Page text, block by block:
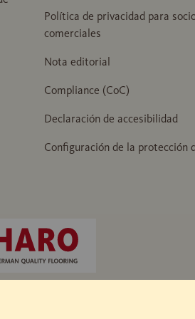
Política de privacidad para
comerciales
Nota editorial
Compliance (CoC)
Declaración de accesibilidad
Configuración de la protección